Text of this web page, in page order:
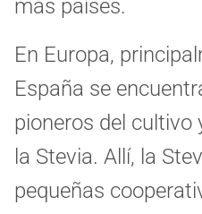
más países.
En Europa,
España se
pioneros del cultivo
la Stevia. Allí, la
pequeñas